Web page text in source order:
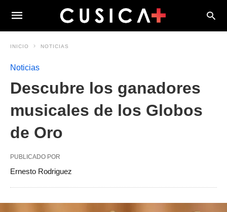
INICIO NOTICIAS
Noticias
Descubre los ganadores
musicales de los Globos
de Oro
PUBLICADO POR
Ernesto Rodriguez